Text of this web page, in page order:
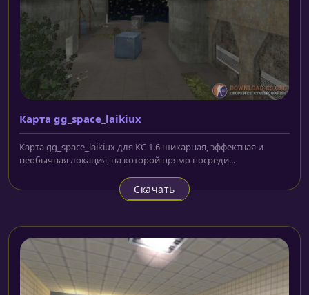
Карта gg_space_laikiux
Карта gg_space_laikiux для КС 1.6 шикарная, эффектная и
необычная локация, на которой прямо посреди...
Скачать